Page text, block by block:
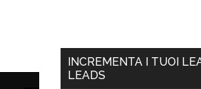
INCREMENTA I TUOI
LEADS